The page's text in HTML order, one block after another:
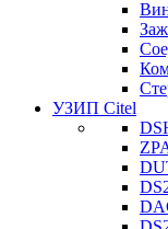
УЗИП Citel